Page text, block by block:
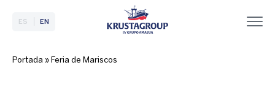
ES EN
Portada » Feria de Mariscos